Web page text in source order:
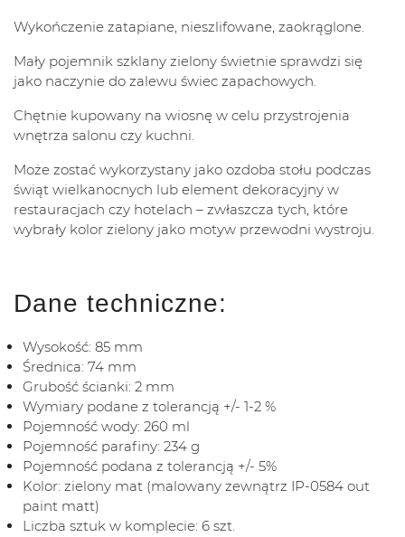
Wykończenie zatapiane, nieszlifowane, zaokrąglone.
Mały pojemnik szklany zielony świetnie sprawdzi się
jako naczynie do zalewu świec zapachowych.
Chętnie kupowany na wiosnę w celu przystrojenia
wnętrza salonu czy kuchni.
Może zostać wykorzystany jako ozdoba stołu podczas
świąt wielkanocnych lub element dekoracyjny w
restauracjach czy hotelach – zwłaszcza tych, które
wybrały kolor zielony jako motyw przewodni wystroju.
Dane techniczne:
Wysokość: 85 mm
Średnica: 74 mm
Grubość ścianki: 2 mm
Wymiary podane z tolerancją +/- 1-2 %
Pojemność wody: 260 ml
Pojemność parafiny: 234 g
Pojemność podana z tolerancją +/- 5%
Kolor: zielony mat (malowany zewnątrz IP-0584 out
paint matt)
Liczba sztuk w komplecie: 6 szt.